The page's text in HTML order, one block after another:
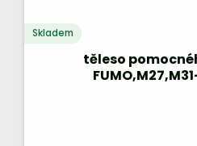
Skladem
těleso